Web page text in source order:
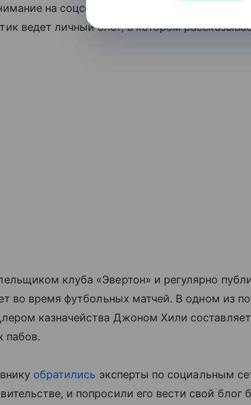
на соцсети нового британского
ведет личный блог, в котором
клуба «Эвертон» и регулярно
во время футбольных матчей. В одном из
казначейства Джоном Хили
пабов.
обратились эксперты по социальным
и попросили его вести свой блог